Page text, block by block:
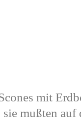
mit
mußten